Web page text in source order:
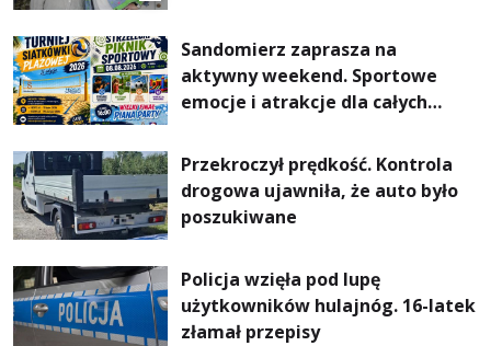
Sandomierz zaprasza na
aktywny weekend. Sportowe
emocje i atrakcje dla całych
Przekroczył prędkość. Kontrola
drogowa ujawniła, że auto było
poszukiwane
Policja wzięła pod lupę
użytkowników hulajnóg. 16-latek
złamał przepisy